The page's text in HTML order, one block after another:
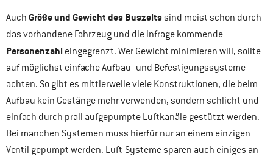
Auch Größe und Gewichtdes Buszeltssind meist schon durch
das vorhandene Fahrzeug und die infrage kommende
Personenzahl eingegrenzt. Wer Gewicht minimieren will, sollte
auf möglichst einfache Aufbau- und Befestigungssysteme
achten. So gibt es mittlerweile viele Konstruktionen, die beim
Aufbau kein Gestänge mehr verwenden, sondern schlicht und
einfach durch prall aufgepumpte Luftkanäle gestützt werden.
Bei manchen Systemen muss hierfür nur an einem einzigen
Ventil gepumpt werden. Luft-Systeme sparen auch einiges an